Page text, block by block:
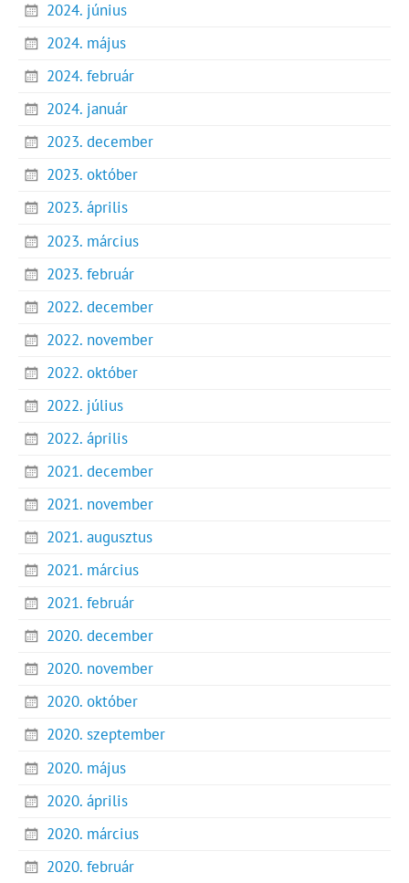
2024. június
2024. május
2024. február
2024. január
2023. december
2023. október
2023. április
2023. március
2023. február
2022. december
2022. november
2022. október
2022. július
2022. április
2021. december
2021. november
2021. augusztus
2021. március
2021. február
2020. december
2020. november
2020. október
2020. szeptember
2020. május
2020. április
2020. március
2020. február